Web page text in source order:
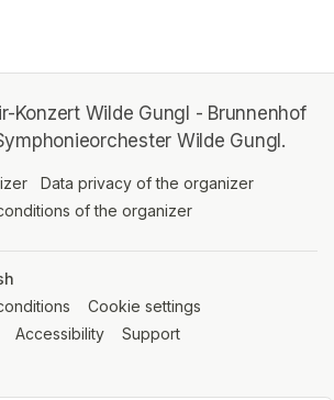
Konzert Wilde Gungl - Brunnenhof
Wilde Gungl.
(opens in a new tab)
Data privacy of the organizer
of the organizer
LANGUAGE
(opens in a new tab)
Cookie settings
(opens in a new tab)
Accessibility (opens in a new tab)
Support